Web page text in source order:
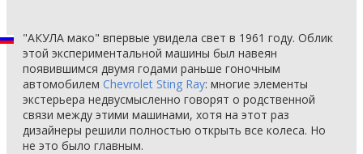
"АКУЛА мако" впервые увидела свет в 1961 году. Облик
этой экспериментальной машины был навеян
появившимся двумя годами раньше гоночным
автомобилем Chevrolet Sting Ray: многие элементы
экстерьера недвусмысленно говорят о родственной
связи между этими машинами, хотя на этот раз
дизайнеры решили полностью открыть все колеса. Но
не это было главным.